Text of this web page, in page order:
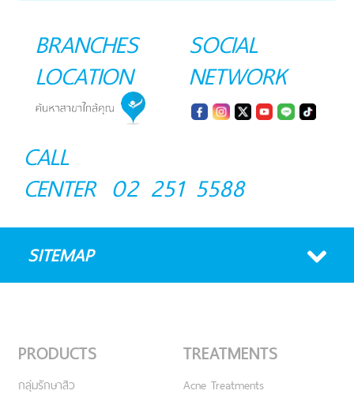
BRANCHES
LOCATION
SOCIAL
NETWORK
CALL
CENTER 02 251 5588
SITEMAP
PRODUCTS
กลุ่มรักษาสิว
TREATMENTS
Acne Treatments